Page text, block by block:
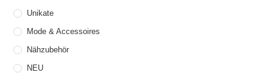
Unikate
Mode & Accessoires
Nähzubehör
NEU